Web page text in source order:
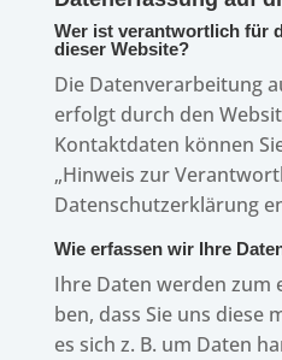
Wer ist verant­wort­lich für
dieser Website?
Die Daten­ver­ar­bei­tung
erfolgt durch den
Kontakt­da­ten können
„Hinweis zur
Daten­schutz­er­klä­rung
Wie erfas­sen wir Ihre
Ihre Daten werden
ben, dass Sie uns diese
es sich z. B. um Daten